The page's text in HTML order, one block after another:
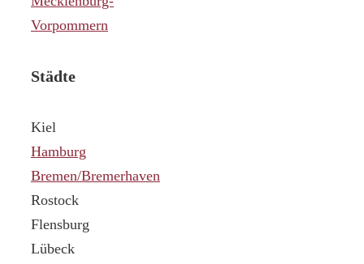
Vorpommern
Städte
Kiel
Hamburg
Bremen/Bremerhaven
Rostock
Flensburg
Lübeck